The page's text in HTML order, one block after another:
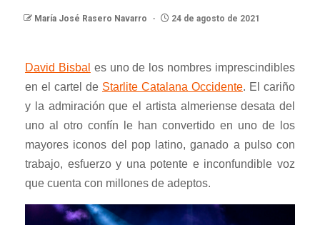
María José Rasero Navarro 24 de agosto de 2021
David Bisbal es uno de los nombres imprescindibles
en el cartel de Starlite Catalana Occidente. El cariño
y la admiración que el artista almeriense desata del
uno al otro confín le han convertido en uno de los
mayores iconos del pop latino, ganado a pulso con
trabajo, esfuerzo y una potente e inconfundible voz
que cuenta con millones de adeptos.